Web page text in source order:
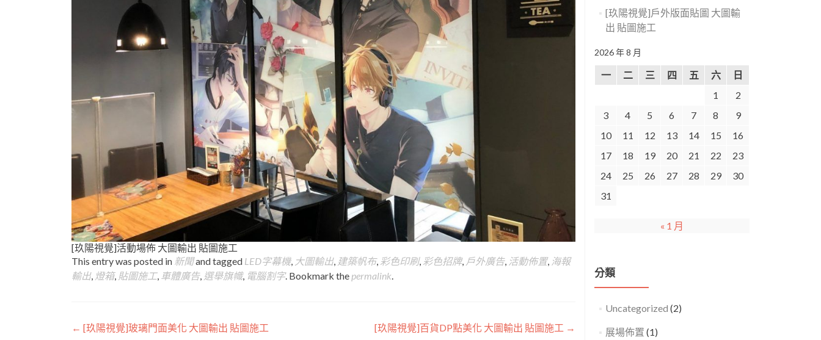
[玖陽視覺]活動場佈 大圖輸出 貼圖施工
This entry was posted in 新聞and tagged LED字幕機, 大圖輸出, 建築帆布, 彩色印刷, 彩色招牌, 戶外廣告, 活動佈置, 海報
輸出, 燈箱, 貼圖施工, 車體廣告, 選舉旗幟, 電腦割字. Bookmark the permalink
Post
← [玖陽視覺]玻璃門面美化 大圖輸出 貼圖施工 [玖陽視覺]百貨DP點美化 大圖輸出 貼圖施工 →
[玖陽視覺]戶外版面貼圖 大圖輸
出 貼圖施工
2026 年 8 月
一 二 三 四 五 六
日
1
2
3
4 5 6 7 8
9
10
11 12 13 14 15
16
17
18 19 20 21 22
23
24
25 26 27 28 29
30
31
« 1 月
分類
Uncategorized (2)
展場佈置 (1)